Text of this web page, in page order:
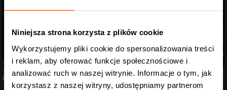
Niniejsza strona korzysta z plików cookie
Wykorzystujemy pliki cookie do spersonalizowania treści
i reklam, aby oferować funkcje społecznościowe i
analizować ruch w naszej witrynie. Informacje o tym, jak
korzystasz z naszej witryny, udostępniamy partnerom
07.08.2026